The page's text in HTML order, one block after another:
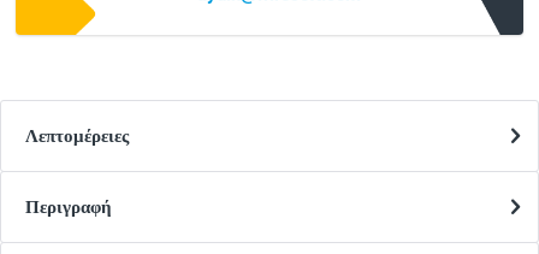
Λεπτομέρειες
Περιγραφή